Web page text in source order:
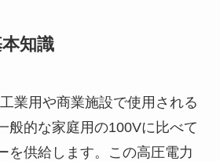
知識
業用や商業施設で使用される
般的な家庭用の100Vに比べて
を供給します。この高圧電力